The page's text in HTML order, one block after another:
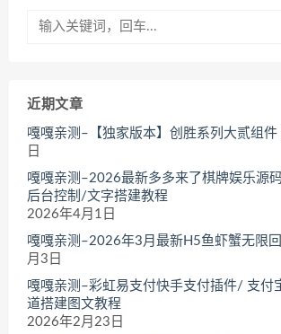
近期文章
嘎嘎亲测–【独家版本】创胜系列大贰组件
日
嘎嘎亲测–2026最新多多来了棋牌娱乐源
后台控制/文字搭建教程
2026年4月1日
嘎嘎亲测–2026年3月最新H5鱼虾蟹无限
月3日
嘎嘎亲测–彩虹易支付快手支付插件/ 支付
道搭建图文教程
2026年2月23日